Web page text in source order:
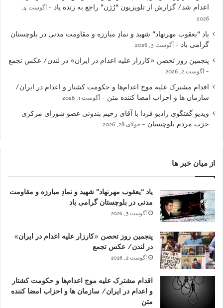
اعدام شد/ گزارش از تلویزیون “رُژن” راجع به زنده یاد
آگوست 4,
2026
یاد “یعقوب مهرنهاد” شهید و نمادِ مبارزه و مقاومت مدنی در بلوچستان
گرامی باد
آگوست 3, 2026
پنجمین روز تحصن «کارزار علیه اعدام در ایران» در لندن/ عکس تجمع
آگوست 2, 2026
اقدام مشترک علیه موج اعدام‌ها و حکومت کشتار و اعدام در ایران/
سازمان ها و احزاب امضا کننده متن
آگوست 1, 2026
ویدیو گفتگوی رادیو فردا با آقای رحیم بندوئی عضو شورای مرکزی
حزب مردم بلوچستان
جولای 28, 2026
از میان خبر ها
یاد “یعقوب مهرنهاد” شهید و نمادِ مبارزه و مقاومت
مدنی در بلوچستان گرامی باد
آگوست 3, 2026
پنجمین روز تحصن «کارزار علیه اعدام در ایران»
در لندن/ عکس تجمع
آگوست 2, 2026
اقدام مشترک علیه موج اعدام‌ها و حکومت کشتار
و اعدام در ایران/ سازمان ها و احزاب امضا کننده
متن